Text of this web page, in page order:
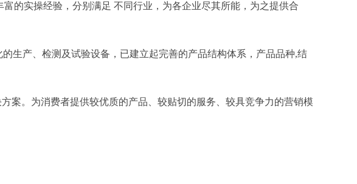
的实操经验，分别满足 不同行业，为各企业尽其所能，为之提供合
生产、检测及试验设备，已建立起完善的产品结构体系，产品品种,结
案。为消费者提供较优质的产品、较贴切的服务、较具竞争力的营销模